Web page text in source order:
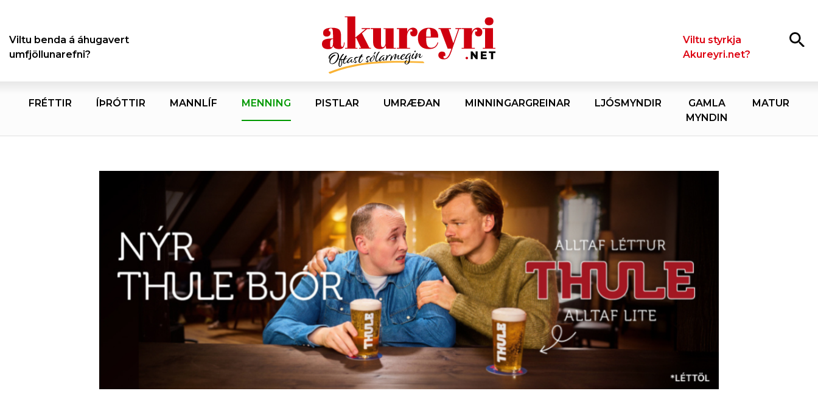
Leita
Viltu benda á áhugavert
umfjöllunarefni?
Viltu styrkja
Akureyri.net?
FRÉTTIR ÍÞRÓTTIR MANNLÍF MENNING PISTLAR UMRÆÐAN MINNINGARGREINAR LJÓSMYNDIR
GAMLA
MYNDIN
MATUR